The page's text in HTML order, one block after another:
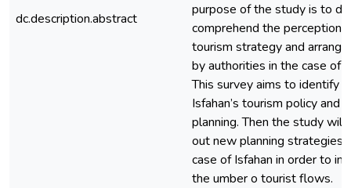
dc.description.abstract
purpose of the study is to
comprehend the perception
tourism strategy and
by authorities in the case of
This survey aims to identify
Isfahan’s tourism policy and
planning. Then the study will
out new planning strategies
case of Isfahan in order to
the umber o tourist flows.